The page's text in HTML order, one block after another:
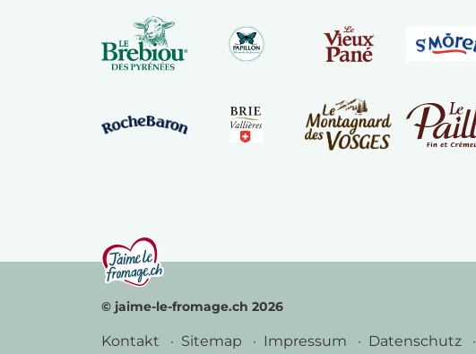
© jaime-le-fromage.ch 2026
Kontakt Sitemap Impressum
Datenschutz